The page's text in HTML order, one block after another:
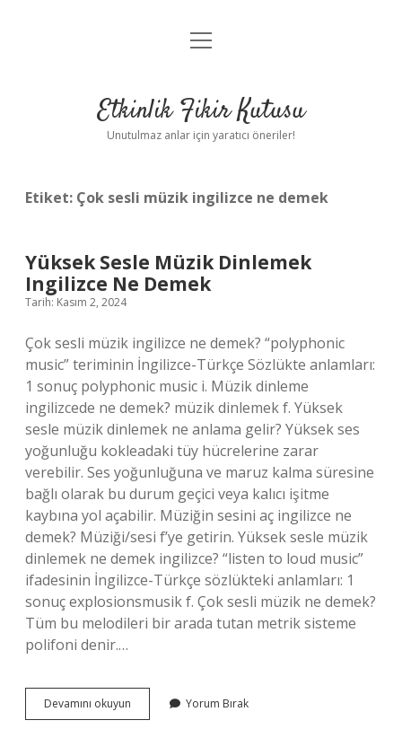
Anasayfa
Yasal Uyarı
menüyü
Etkinlik Fikir Kutusu
Unutulmaz anlar için yaratıcı öneriler!
Etiket: Çok sesli müzik ingilizce ne demek
Yüksek Sesle Müzik Dinlemek
Ingilizce Ne Demek
Tarih: Kasım 2, 2024
Çok sesli müzik ingilizce ne demek? “polyphonic
music” teriminin İngilizce-Türkçe Sözlükte anlamları:
1 sonuç polyphonic music i. Müzik dinleme
ingilizcede ne demek? müzik dinlemek f. Yüksek
sesle müzik dinlemek ne anlama gelir? Yüksek ses
yoğunluğu kokleadaki tüy hücrelerine zarar
verebilir. Ses yoğunluğuna ve maruz kalma süresine
bağlı olarak bu durum geçici veya kalıcı işitme
kaybına yol açabilir. Müziğin sesini aç ingilizce ne
demek? Müziği/sesi f’ye getirin. Yüksek sesle müzik
dinlemek ne demek ingilizce? “listen to loud music”
ifadesinin İngilizce-Türkçe sözlükteki anlamları: 1
sonuç explosionsmusik f. Çok sesli müzik ne demek?
Tüm bu melodileri bir arada tutan metrik sisteme
polifoni denir.…
Devamını okuyun
Sesle
Yorum Bırak